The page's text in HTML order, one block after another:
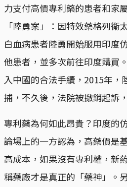
力支付高價專利藥的患者和家
「陸勇案」：因特效藥格列衞
白血病患者陸勇開始服用印度
他患者，並多次前往印度購買
入中國的合法手續，2015年，
捕，不久後，法院被撤銷起訴
專利藥為何如此昂貴？印度的
論場上的一方認為，高藥價是
高成本，如果沒有專利權，新
稱藥廠才是真正的「藥神」。